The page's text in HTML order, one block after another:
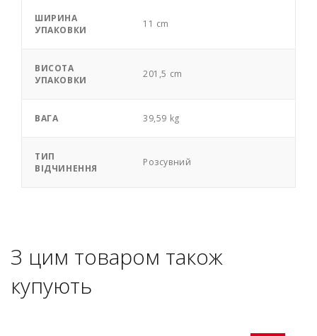
ШИРИНА
УПАКОВКИ
11 cm
ВИСОТА
УПАКОВКИ
201,5 cm
ВАГА 39,59 kg
ТИП
ВІДЧИНЕННЯ
Розсувний
З цим товаром також
купують